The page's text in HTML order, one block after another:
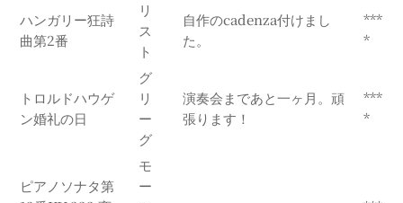
ハンガリー狂詩
曲第2番
リ
ス
ト
自作のcadenza付けまし
た。
***
*
トロルドハウゲ
ン婚礼の日
グ
リ
ー
グ
演奏会まであと一ヶ月。頑
張ります！
***
*
ピアノソナタ第
モ
ー